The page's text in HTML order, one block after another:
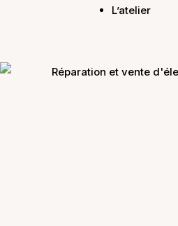
L’atelier